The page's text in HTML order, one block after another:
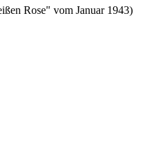
Rose" vom Januar 1943)